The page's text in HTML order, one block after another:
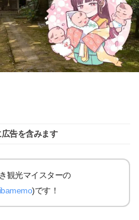
告を含みます
観光マイスターの
)です！